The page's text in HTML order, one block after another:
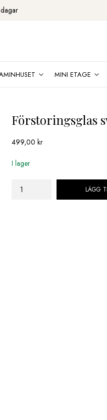
MINI ETAGE
Förstoringsglas
499,00kr
I lager
Förstoringsglas
LÄGG